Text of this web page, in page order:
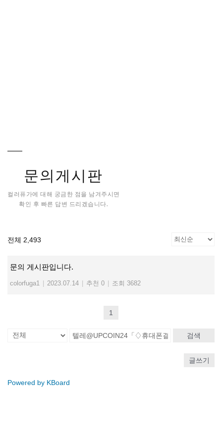
문의게시판
컬러퓨가에 대해 궁금한 점을 남겨주시면
확인 후 빠른 답변 드리겠습니다.
전체 2,493
문의 게시판입니다.
colorfuga1 2023.07.14 추천 0 조회 3682
1
검색
글쓰기
Powered by KBoard